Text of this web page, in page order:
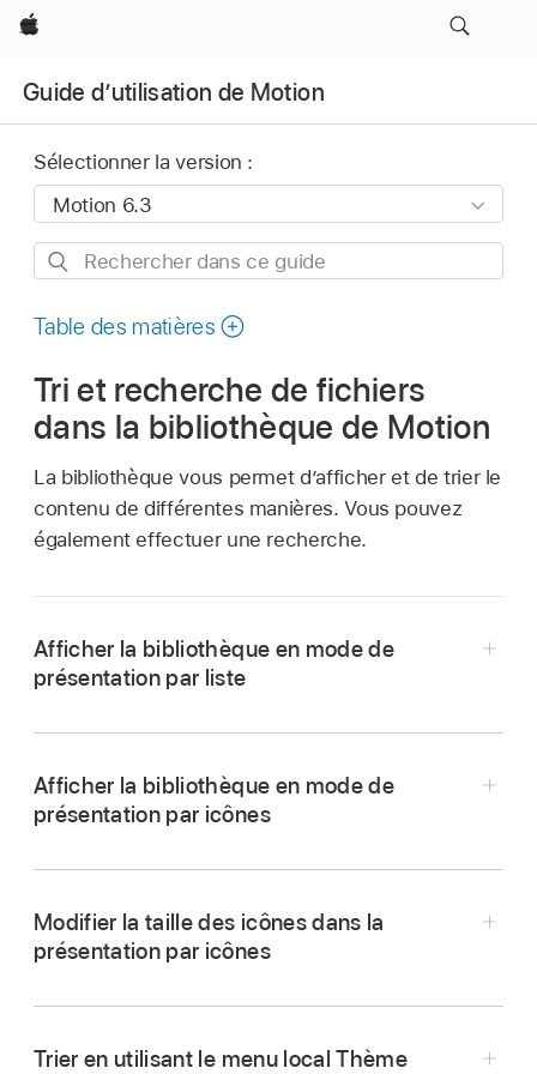
Apple
Guide d’utilisation de Motion
Sélectionner la version :
Rechercher
ce
Table des matières
Tri et recherche de fichiers
dans la bibliothèque de Motion
La bibliothèque vous permet d’afficher et de trier le
contenu de différentes manières. Vous pouvez
également effectuer une recherche.
Afficher la bibliothèque en mode de
présentation par liste
inférieur droit de la bibliothèque.
Afficher la bibliothèque en mode de
présentation par icônes
inférieur droit de la bibliothèque.
Modifier la taille des icônes dans la
présentation par icônes
Trier en utilisant le menu local Thème